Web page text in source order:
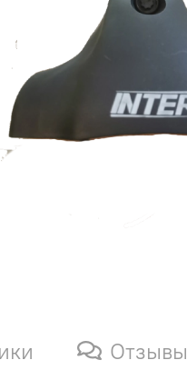
Отзывы